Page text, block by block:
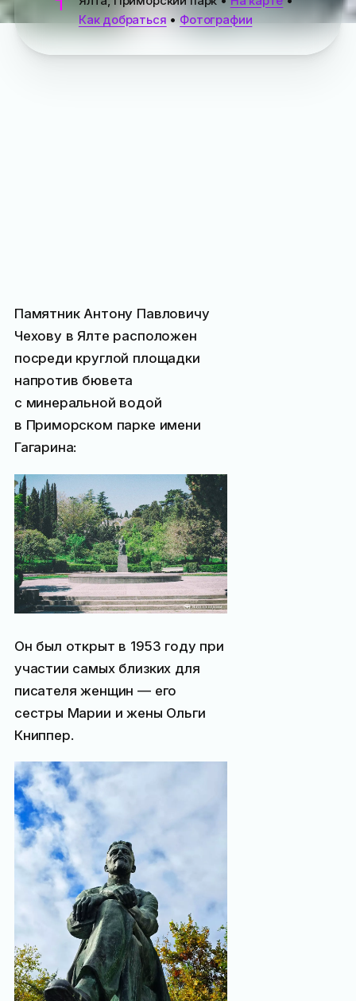
Как добраться • Фотографии
Памятник Антону Павловичу
Чехову в Ялте расположен
посреди круглой площадки
напротив бювета
с минеральной водой
в Приморском парке имени
Гагарина:
Он был открыт в 1953 году при
участии самых близких для
писателя женщин — его
сестры Марии и жены Ольги
Книппер.